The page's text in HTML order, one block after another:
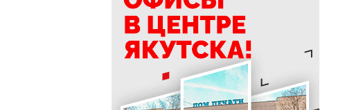
тысяч заявлений на получение
земельных участков
17:32
«Точка будущего. Якутия»:
самый масштабный
образовательный проект на
вечной мерзлоте